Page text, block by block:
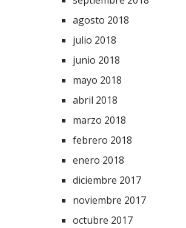
agosto 2018
julio 2018
junio 2018
mayo 2018
abril 2018
marzo 2018
febrero 2018
enero 2018
diciembre 2017
noviembre 2017
octubre 2017